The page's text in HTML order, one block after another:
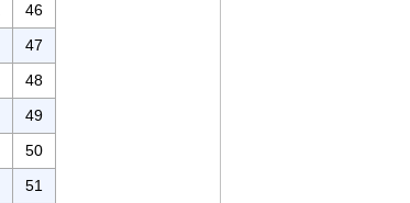
46
47
48
49
50
51